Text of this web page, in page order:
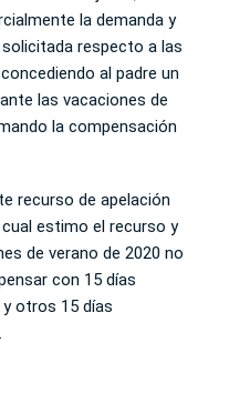
la demanda y
respecto a las
al padre un
las vacaciones de
la compensación
recurso de apelación
estimo el recurso y
de verano de 2020 no
con 15 días
y otros 15 días